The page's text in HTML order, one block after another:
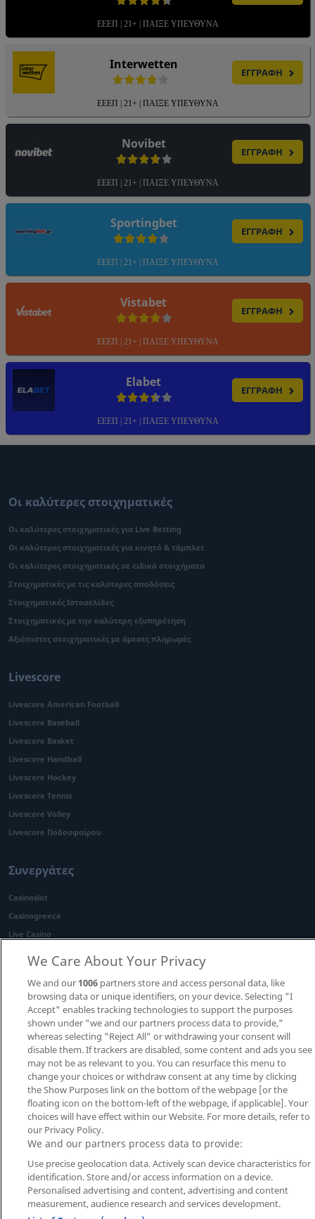
ΕΕΕΠ | 21+ | ΠΑΙΞΕ ΥΠΕΥΘΥΝΑ
Interwetten
ΕΓΓΡΑΦΗ
ΕΕΕΠ | 21+ | ΠΑΙΞΕ ΥΠΕΥΘΥΝΑ
Novibet
ΕΓΓΡΑΦΗ
ΕΕΕΠ | 21+ | ΠΑΙΞΕ ΥΠΕΥΘΥΝΑ
Sportingbet
ΕΓΓΡΑΦΗ
ΕΕΕΠ | 21+ | ΠΑΙΞΕ ΥΠΕΥΘΥΝΑ
Vistabet
ΕΓΓΡΑΦΗ
ΕΕΕΠ | 21+ | ΠΑΙΞΕ ΥΠΕΥΘΥΝΑ
Elabet
ΕΓΓΡΑΦΗ
ΕΕΕΠ | 21+ | ΠΑΙΞΕ ΥΠΕΥΘΥΝΑ
Οι καλύτερες στοιχηματικές
Οι καλύτερες στοιχηματικές για Live Betting
Οι καλύτερες στοιχηματικές για κινητό & τάμπλετ
Οι καλύτερες στοιχηματικές σε ειδικά στοιχήματα
Στοιχηματικές με τις καλύτερες αποδόσεις
Στοιχηματικές Ιστοσελίδες
Στοιχηματικές με την καλύτερη εξυπηρέτηση
Αξιόπιστες στοιχηματικές με άμεσες πληρωμές
Livescore
Livescore American Football
Livescore Baseball
Livescore Basket
Livescore Handball
Livescore Hockey
Livescore Tennis
Livescore Volley
Livescore Ποδοσφαίρου
Συνεργάτες
Casinoslot
Casinogreece
Live Casino
Πολιτική
Απορρήτου
Πολιτική Χρήσης
Cookies
Υπεύθυνος
Στοιχηματισμός
©2026LiveagonesAll rights reserved.
21+
We Care About Your Privacy
We and our 1006partners store and access personal data, like
browsing data or unique identifiers, on your device. Selecting "I
Accept" enables tracking technologies to support the purposes
shown under "we and our partners process data to provide,"
whereas selecting "Reject All" or withdrawing your consent will
disable them. If trackers are disabled, some content and ads you see
may not be as relevant to you. You can resurface this menu to
change your choices or withdraw consent at any time by clicking
the Show Purposes link on the bottom of the webpage [or the
floating icon on the bottom-left of the webpage, if applicable]. Your
choices will have effect within our Website. For more details, refer to
our Privacy Policy.
We and our partners process data to provide:
Use precise geolocation data. Actively scan device characteristics for
identification. Store and/or access information on a device.
Personalised advertising and content, advertising and content
measurement, audience research and services development.